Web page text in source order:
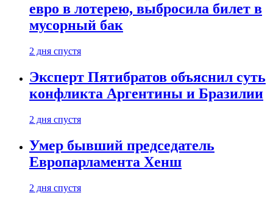
евро в лотерею, выбросила билет в
мусорный бак
2 дня спустя
Эксперт Пятибратов объяснил суть
конфликта Аргентины и Бразилии
2 дня спустя
Умер бывший председатель
Европарламента Хенш
2 дня спустя